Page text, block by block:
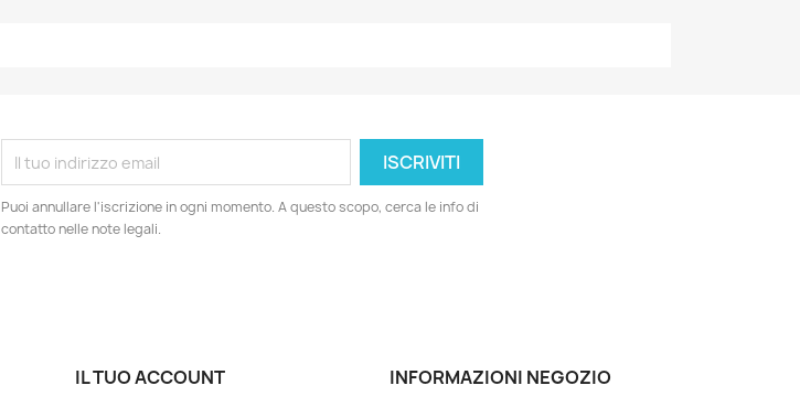
Puoi annullare l'iscrizione in ogni momento. A questo scopo, cerca le info di
contatto nelle note legali.
IL TUO ACCOUNT INFORMAZIONI NEGOZIO